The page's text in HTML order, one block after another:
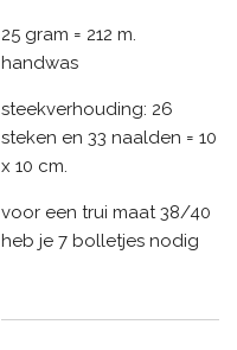
25 gram = 212 m.
handwas
steekverhouding: 26
steken en 33 naalden = 10
x 10 cm.
voor een trui maat 38/40
heb je 7 bolletjes nodig